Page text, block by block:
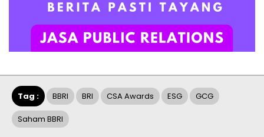
Tag : BBRI BRI CSA Awards ESG GCG
Saham BBRI